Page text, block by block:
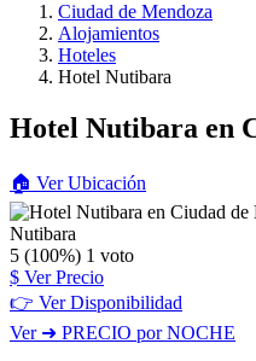
Ciudad de Mendoza
Alojamientos
Hoteles
Hotel Nutibara
Hotel Nutibara en
🏠 VerUbicación
Nutibara
5 (100%) 1 voto
$ Ver Precio
👉 Ver Disponibilidad
Ver➜ PRECIO por NOCHE